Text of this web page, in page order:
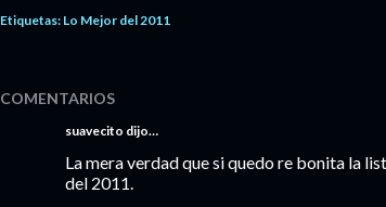
Etiquetas: Lo Mejor del 2011
COMENTARIOS
suavecito dijo…
La mera verdad que si quedo re bonita la
del 2011.